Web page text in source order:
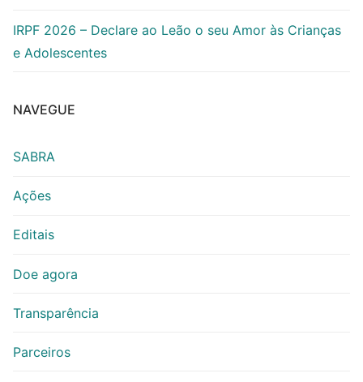
IRPF 2026 – Declare ao Leão o seu Amor às Crianças
e Adolescentes
NAVEGUE
SABRA
Ações
Editais
Doe agora
Transparência
Parceiros